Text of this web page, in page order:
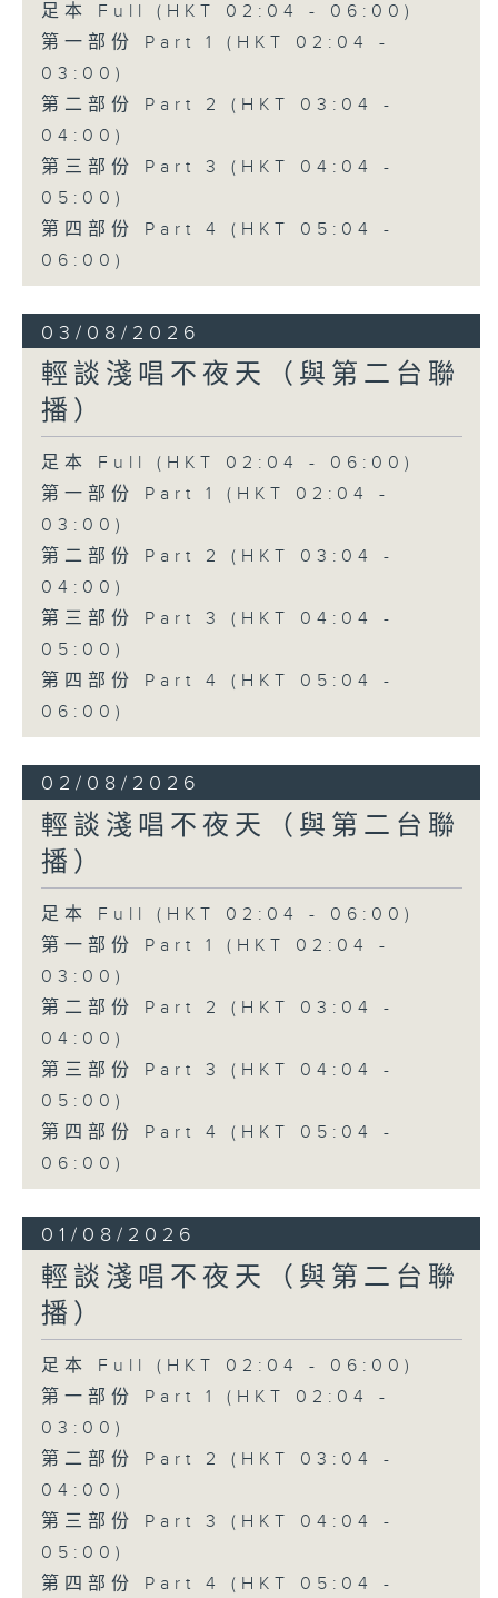
足本 Full (HKT 02:04 - 06:00)
第一部份 Part 1 (HKT 02:04 -
03:00)
第二部份 Part 2 (HKT 03:04 -
04:00)
第三部份 Part 3 (HKT 04:04 -
05:00)
第四部份 Part 4 (HKT 05:04 -
06:00)
03/08/2026
輕談淺唱不夜天（與第二台聯
播）
足本 Full (HKT 02:04 - 06:00)
第一部份 Part 1 (HKT 02:04 -
03:00)
第二部份 Part 2 (HKT 03:04 -
04:00)
第三部份 Part 3 (HKT 04:04 -
05:00)
第四部份 Part 4 (HKT 05:04 -
06:00)
02/08/2026
輕談淺唱不夜天（與第二台聯
播）
足本 Full (HKT 02:04 - 06:00)
第一部份 Part 1 (HKT 02:04 -
03:00)
第二部份 Part 2 (HKT 03:04 -
04:00)
第三部份 Part 3 (HKT 04:04 -
05:00)
第四部份 Part 4 (HKT 05:04 -
06:00)
01/08/2026
輕談淺唱不夜天（與第二台聯
播）
足本 Full (HKT 02:04 - 06:00)
第一部份 Part 1 (HKT 02:04 -
03:00)
第二部份 Part 2 (HKT 03:04 -
04:00)
第三部份 Part 3 (HKT 04:04 -
05:00)
第四部份 Part 4 (HKT 05:04 -